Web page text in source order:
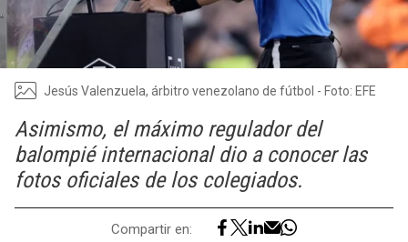
Jesús Valenzuela, árbitro venezolano de fútbol - Foto: EFE
Asimismo, el máximo regulador del
balompié internacional dio a conocer las
fotos oficiales de los colegiados.
Compartir en: